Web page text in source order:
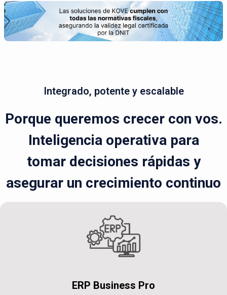
Integrado, potente y escalable
Porque queremos crecer con vos.
Inteligencia operativa para
tomar decisiones rápidas y
asegurar un crecimiento continuo
ERP Business Pro